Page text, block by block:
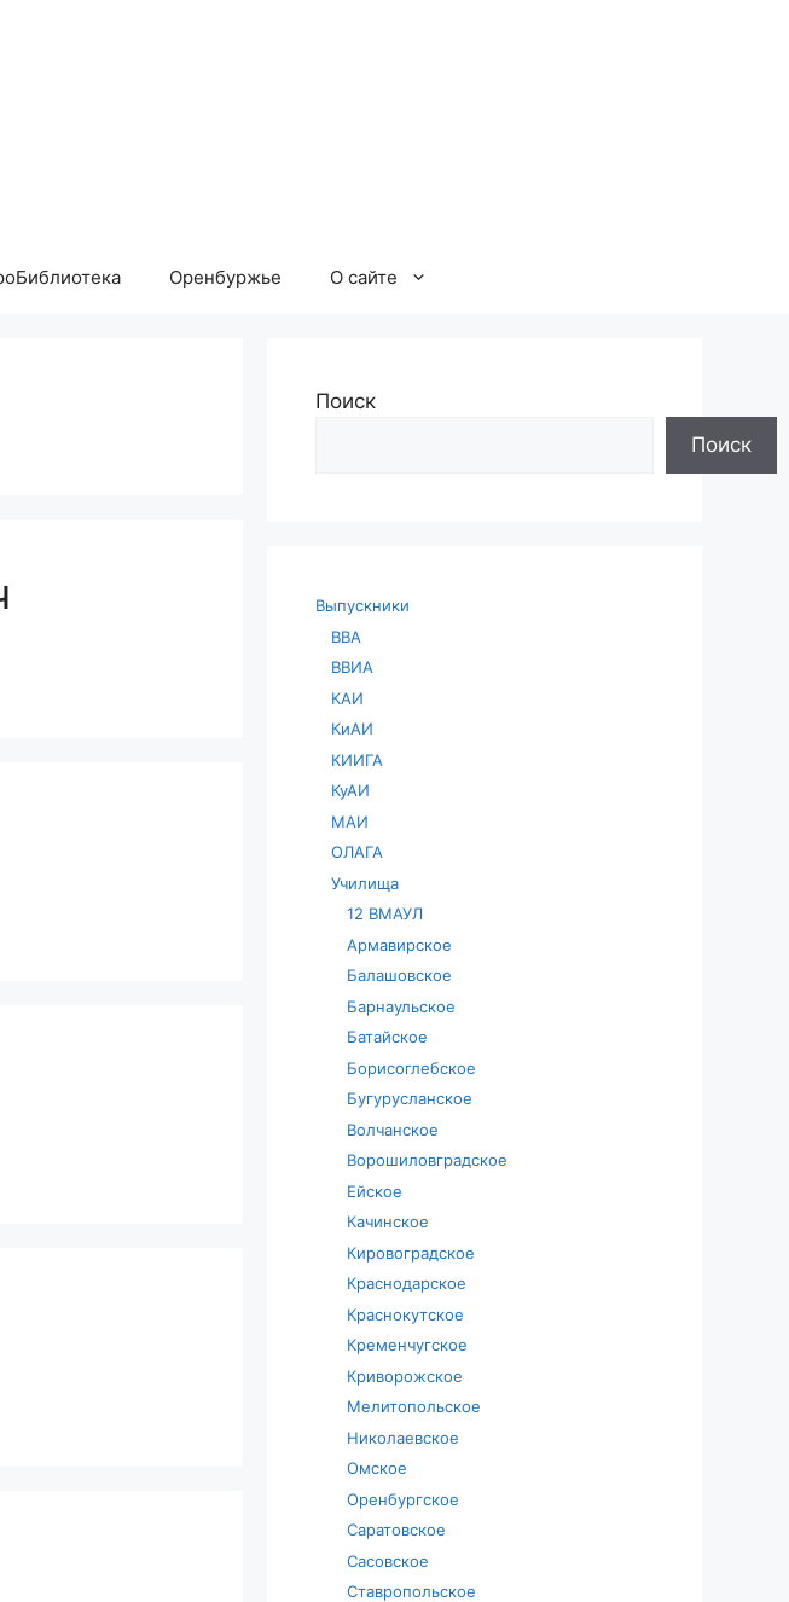
Оренбуржье О сайте
Поиск
Поиск
Выпускники
ВВА
ВВИА
КАИ
КиАИ
КИИГА
КуАИ
МАИ
ОЛАГА
Училища
12 ВМАУЛ
Армавирское
Балашовское
Барнаульское
Батайское
Борисоглебское
Бугурусланское
Волчанское
Ворошиловградское
Ейское
Качинское
Кировоградское
Краснодарское
Краснокутское
Кременчугское
Криворожское
Мелитопольское
Николаевское
Омское
Оренбургское
Саратовское
Сасовское
Ставропольское